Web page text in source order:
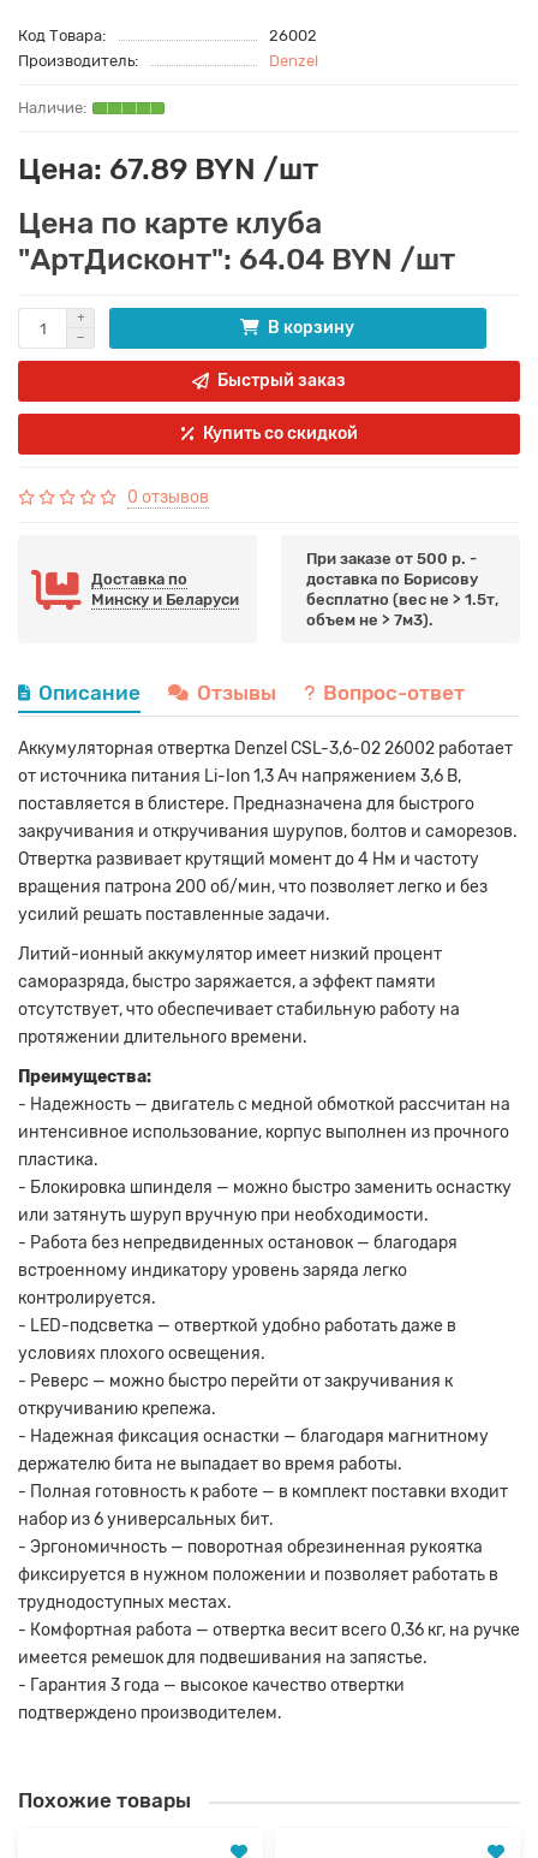
Код Товара:
26002
Производитель:
Denzel
Цена: 67.89 BYN /шт
Цена по карте клуба
"АртДисконт": 64.04 BYN /шт
В корзину
Быстрый заказ
Купить со скидкой
0 отзывов
Доставка по
Минску и Беларуси
При заказе от 500 р. -
доставка по Борисову
бесплатно (вес не > 1.5т,
объем не > 7м3).
Описание Отзывы Вопрос-ответ
Аккумуляторная отвертка Denzel CSL-3,6-02 26002 работает
от источника питания Li-Ion 1,3 Ач напряжением 3,6 В,
поставляется в блистере. Предназначена для быстрого
закручивания и откручивания шурупов, болтов и саморезов.
Отвертка развивает крутящий момент до 4 Нм и частоту
вращения патрона 200 об/мин, что позволяет легко и без
усилий решать поставленные задачи.
Литий-ионный аккумулятор имеет низкий процент
саморазряда, быстро заряжается, а эффект памяти
отсутствует, что обеспечивает стабильную работу на
протяжении длительного времени.
Преимущества:
- Надежность — двигатель с медной обмоткой рассчитан на
интенсивное использование, корпус выполнен из прочного
пластика.
- Блокировка шпинделя — можно быстро заменить оснастку
или затянуть шуруп вручную при необходимости.
- Работа без непредвиденных остановок — благодаря
встроенному индикатору уровень заряда легко
контролируется.
- LED-подсветка — отверткой удобно работать даже в
условиях плохого освещения.
- Реверс — можно быстро перейти от закручивания к
откручиванию крепежа.
- Надежная фиксация оснастки — благодаря магнитному
держателю бита не выпадает во время работы.
- Полная готовность к работе — в комплект поставки входит
набор из 6 универсальных бит.
- Эргономичность — поворотная обрезиненная рукоятка
фиксируется в нужном положении и позволяет работать в
труднодоступных местах.
- Комфортная работа — отвертка весит всего 0,36 кг, на ручке
имеется ремешок для подвешивания на запястье.
- Гарантия 3 года — высокое качество отвертки
подтверждено производителем.
Похожие товары